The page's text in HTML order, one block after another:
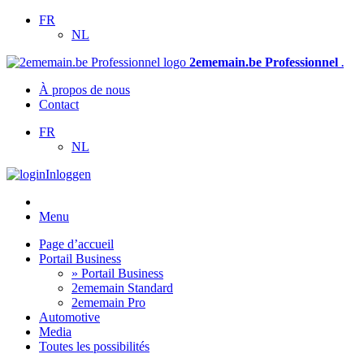
FR
NL
2ememain.be Professionnel .
À propos de nous
Contact
FR
NL
Inloggen
Menu
Page d’accueil
Portail Business
» Portail Business
2ememain Standard
2ememain Pro
Automotive
Media
Toutes les possibilités